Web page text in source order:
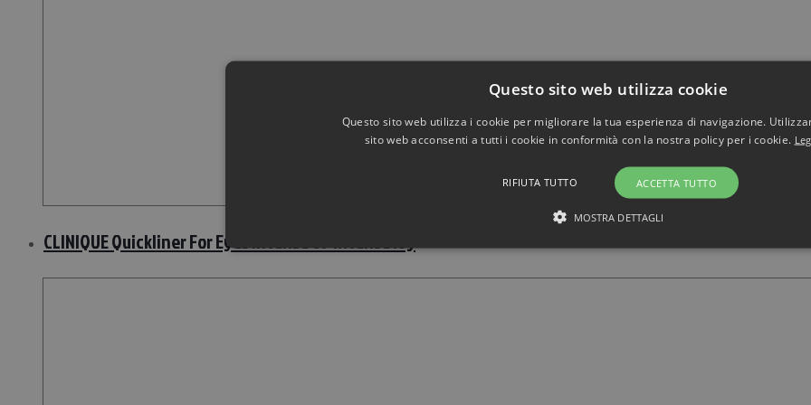
CLINIQUE Quickliner For Eyes Intense 07 Intense Ivy
Questo sito web utilizza cookie
Questo sito web utilizza i cookie per migliorare la tua esperienza di navigazione.
sito web acconsenti a tutti i cookie in conformità con la nostra policy per i cookie.
ACCETTA TUTTO
RIFIUTA TUTTO
MOSTRA DETTAGLI